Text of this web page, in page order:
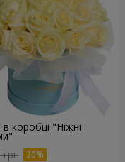
в коробці "Ніжні
грн